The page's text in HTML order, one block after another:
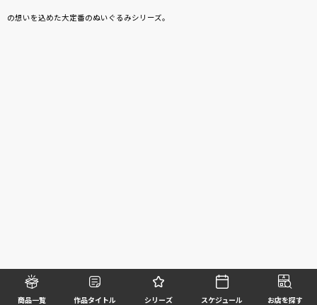
商品一覧 作品タイトル シリーズ スケジュール お店を探す
の想いを込めた大定番のぬいぐるみシリーズ。